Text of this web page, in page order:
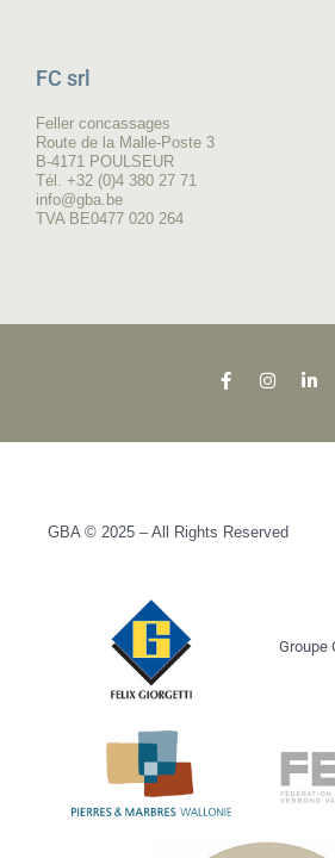
FC srl
Feller concassages
Route de la Malle-Poste 3
B-4171 POULSEUR
Tél. +32 (0)4 380 27 71
info@gba.be
TVA BE0477 020 264
GBA © 2025 – All Rights Reserved
Groupe